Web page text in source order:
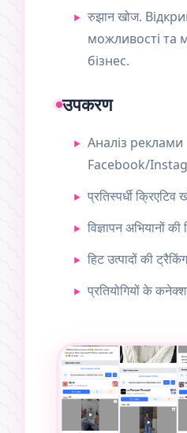
रुझान खोज.
можливості та
бізнес.
उपकरण
Аналіз реклами
Facebook/
प्रतिस्पर्धी क्रिएटिव
विज्ञापन अभियानों की
हिट उत्पादों की ट्रैकिंग
प्रतियोगियों के